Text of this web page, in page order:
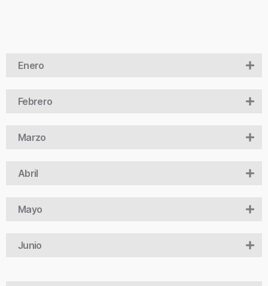
Enero
Febrero
Marzo
Abril
Mayo
Junio